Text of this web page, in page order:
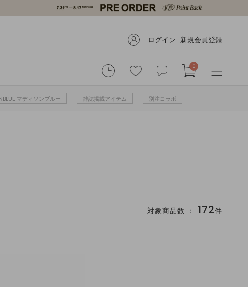
ログイン 新規会員登録
0
マディソンブルー 雑誌掲載アイテム 別注コラボ
対象商品数 ： 172件